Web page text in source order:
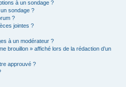
à un sondage ?
sondage ?
?
jointes ?
à un modérateur ?
brouillon » affiché lors de la rédaction d’un
approuvé ?